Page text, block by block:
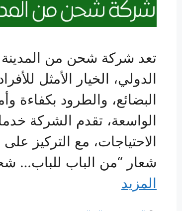
تعد شركة شحن من المدينة
الدولي، الخيار الأمثل
البضائع، والطرود بكفاءة
الواسعة، تقدم الشركة
الاحتياجات، مع التركيز
شعار “من الباب للباب…
المزيد